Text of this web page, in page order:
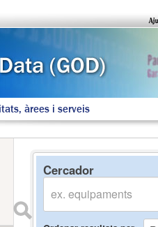
àrees i serveis
Cercador